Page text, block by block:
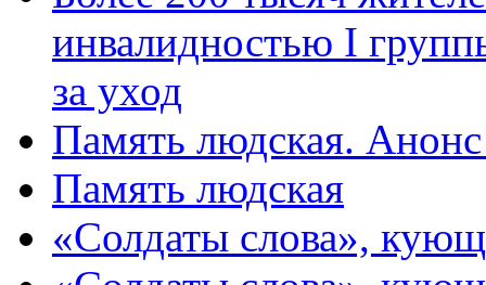
инвалидностью I
за уход
Память людская.
Память людская
«Солдаты слова»,